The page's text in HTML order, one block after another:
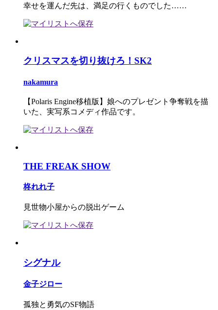
幸せを運んだ先は、満足の行くものでした……
クリスマスを切り抜けろ！SK2
nakamura
【Polaris Engine移植版】娘へのプレゼント争奪戦を描
いた、実写系コメディ作品です。
THE FREAK SHOW
柊れれ子
見世物小屋からの脱出ゲーム
シグナル
金子ジロー
孤独と勇気のSF物語